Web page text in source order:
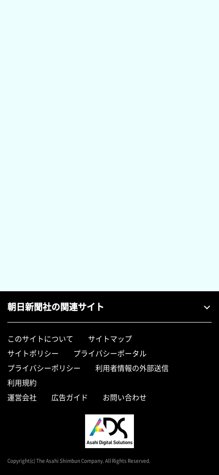
朝日新聞社の関連サイト
このサイトについて
サイトマップ
サイトポリシー
プライバシーポータル
プライバシーポリシー
利用者情報の外部送信
利用規約
運営会社
広告ガイド お問い合わせ
Copyright(c) The Asahi Shimbun Company. All Rights Reserved.